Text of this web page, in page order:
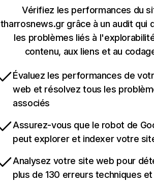
Vérifiez les performances du
tharrosnews.gr grâce à un audit qui
les problèmes liés à
contenu, aux liens et au
Évaluez les performances de
web et résolvez tous les
associés
Assurez-vous que le robot de
peut explorer et indexer votre
Analysez votre site web pour
plus de 130 erreurs techniques et